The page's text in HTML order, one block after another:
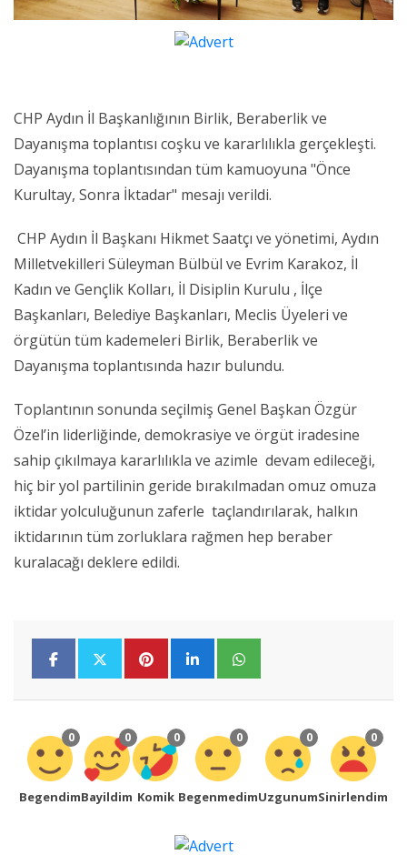
CHP Aydın İl Başkanlığının Birlik, Beraberlik ve
Dayanışma toplantısı coşku ve kararlılıkla gerçekleşti.
Dayanışma toplantısından tüm kamuoyuna "Önce
Kurultay, Sonra İktadar" mesajı verildi.
CHP Aydın İl Başkanı Hikmet Saatçı ve yönetimi, Aydın
Milletvekilleri Süleyman Bülbül ve Evrim Karakoz, İl
Kadın ve Gençlik Kolları, İl Disiplin Kurulu , İlçe
Başkanları, Belediye Başkanları, Meclis Üyeleri ve
örgütün tüm kademeleri Birlik, Beraberlik ve
Dayanışma toplantısında hazır bulundu.
Toplantının sonunda seçilmiş Genel Başkan Özgür
Özel’in liderliğinde, demokrasiye ve örgüt iradesine
sahip çıkılmaya kararlılıkla ve azimle devam edileceği,
hiç bir yol partilinin geride bırakılmadan omuz omuza
iktidar yolculuğunun zaferle taçlandırılarak, halkın
iktidarının tüm zorluklara rağmen hep beraber
kuralacağı deklere edildi.
0
Begendim
0
Bayildim
0
Komik
0
Begenmedim
0
Uzgunum
0
Sinirlendim